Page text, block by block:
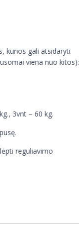
kurios gali atsidaryti
viena nuo kitos):
3vnt – 60 kg.
reguliavimo